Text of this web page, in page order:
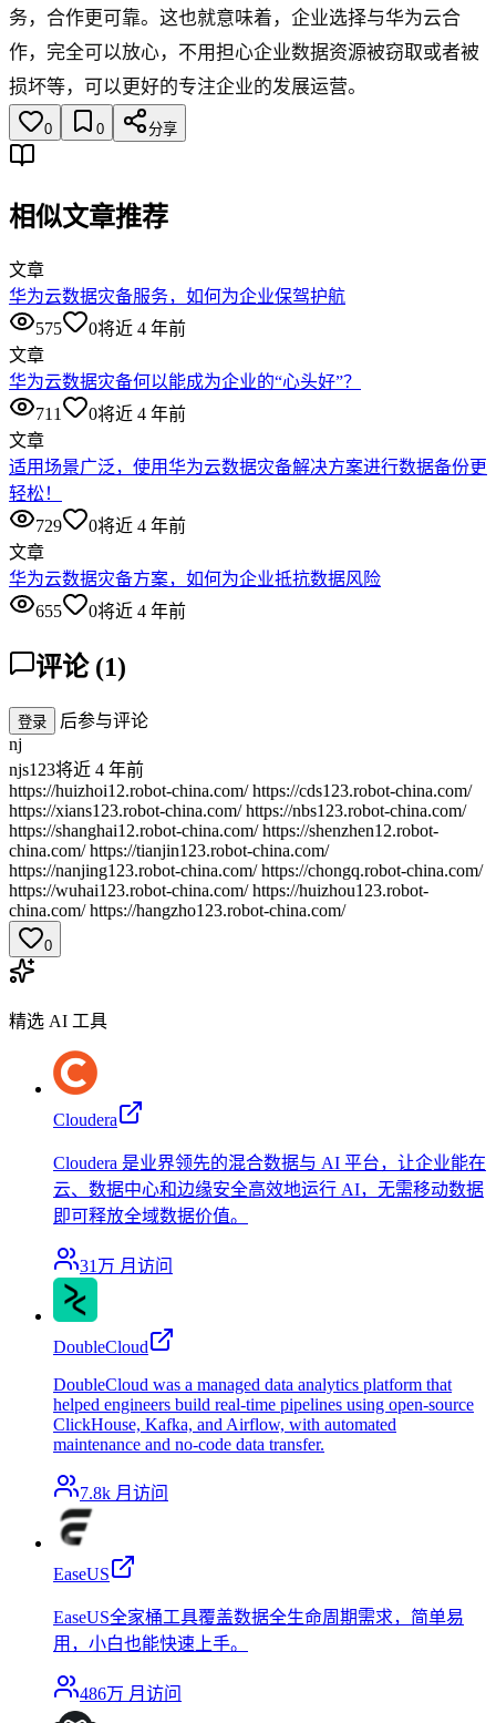
务，合作更可靠。这也就意味着，企业选择与华为云合
作，完全可以放心，不用担心企业数据资源被窃取或者被
损坏等，可以更好的专注企业的发展运营。
0 0 分享
相似文章推荐
文章
华为云数据灾备服务，如何为企业保驾护航
575
0将近 4 年前
文章
华为云数据灾备何以能成为企业的“心头好”？
711
0将近 4 年前
文章
适用场景广泛，使用华为云数据灾备解决方案进行数据备份更
轻松！
729
0将近 4 年前
文章
华为云数据灾备方案，如何为企业抵抗数据风险
655
0将近 4 年前
评论 (1)
登录
后参与评论
nj
njs123将近 4 年前
https://huizhoi12.robot-china.com/ https://cds123.robot-china.com/
https://xians123.robot-china.com/ https://nbs123.robot-china.com/
https://shanghai12.robot-china.com/ https://shenzhen12.robot-
china.com/ https://tianjin123.robot-china.com/
https://nanjing123.robot-china.com/ https://chongq.robot-china.com/
https://wuhai123.robot-china.com/ https://huizhou123.robot-
china.com/ https://hangzho123.robot-china.com/
0
精选 AI 工具
Cloudera
Cloudera 是业界领先的混合数据与 AI 平台，让企业能在
云、数据中心和边缘安全高效地运行 AI，无需移动数据
即可释放全域数据价值。
31万 月访问
DoubleCloud
DoubleCloud was a managed data analytics platform that
helped engineers build real-time pipelines using open-source
ClickHouse, Kafka, and Airflow, with automated
maintenance and no-code data transfer.
7.8k 月访问
EaseUS
EaseUS全家桶工具覆盖数据全生命周期需求，简单易
用，小白也能快速上手。
486万 月访问